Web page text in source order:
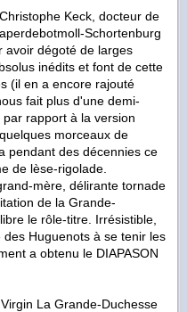
Keck, docteur de
Schortenburg
avoir dégoté de larges
inédits et font de cette
(il en a encore rajouté
fait plus d'une demi-
rapport à la version
morceaux de
pendant des décennies ce
de lèse-rigolade.
mère, délirante tornade
de la Grande-
le rôle-titre. Irrésistible,
Huguenots à se tenir les
a obtenu le DIAPASON
La Grande-Duchesse